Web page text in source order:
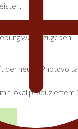
weiterzugeben.
der neuen
lokal